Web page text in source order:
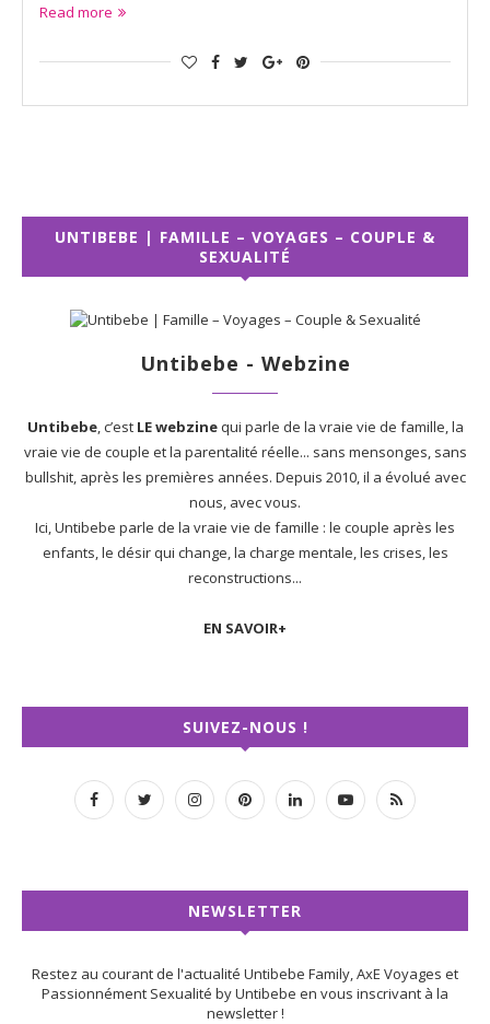
Read more
UNTIBEBE | FAMILLE – VOYAGES – COUPLE &
SEXUALITÉ
Untibebe - Webzine
Untibebe, c’est LE webzinequi parle de la vraie vie de famille, la
vraie vie de couple et la parentalité réelle... sans mensonges, sans
bullshit, après les premières années. Depuis 2010, il a évolué avec
nous, avec vous.
Ici, Untibebe parle de la vraie vie de famille : le couple après les
enfants, le désir qui change, la charge mentale, les crises, les
reconstructions...
EN SAVOIR+
SUIVEZ-NOUS !
NEWSLETTER
Restez au courant de l'actualité Untibebe Family, AxE Voyages et
Passionnément Sexualité by Untibebe en vous inscrivant à la
newsletter !